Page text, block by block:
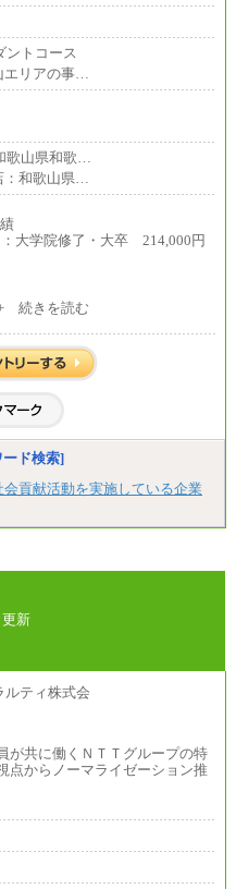
ントコース
エリアの事…
歌山県和歌…
：和歌山県…
大学院修了・大卒 214,000円
円 (想定年収：230万円 ～
異なります。
続きを読む
ード検索]
会貢献活動を実施している企業
更新
が共に働くＮＴＴグループの特
点からノーマライゼーション推